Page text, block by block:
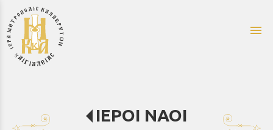
menu
ΙΕΡΟΙ ΝΑΟΙ